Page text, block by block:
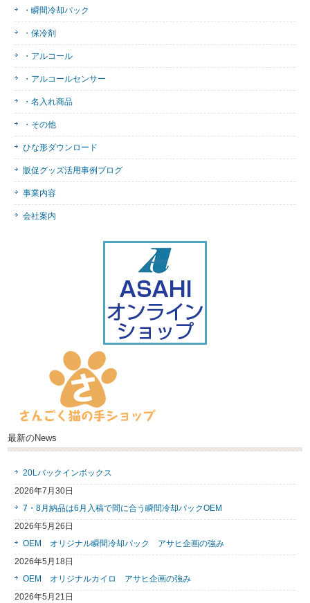
・瞬間冷却パック
・保冷剤
・アルコール
・アルコールセンサー
・名入れ商品
・その他
ひな形ダウンロード
販促グッズ活用事例ブログ
事業内容
会社案内
最新のNews
20Lバックインボックス
2026年7月30日
7・8月納品は6月入稿で間に合う瞬間冷却パックOEM
2026年5月26日
OEM オリジナル瞬間冷却パック アサヒ企画の強み
2026年5月18日
OEM オリジナルカイロ アサヒ企画の強み
2026年5月21日